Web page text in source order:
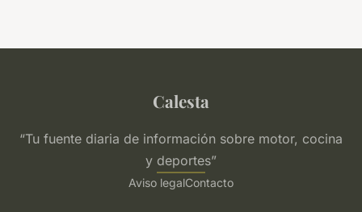
Calesta
“Tu fuente diaria de información sobre motor, cocina
y deportes”
Aviso legalContacto